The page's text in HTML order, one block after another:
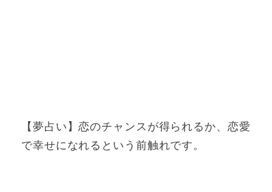
【夢占い】恋のチャンスが得られるか、恋愛
で幸せになれるという前触れです。